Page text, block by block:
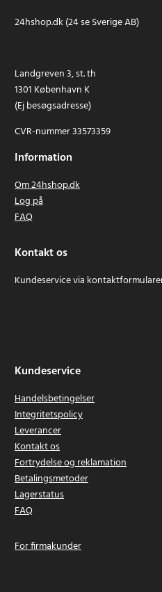
24hshop.dk (24 se Sverige AB)
Landgreven 3, st. th
1301 København K
(Ej besøgsadresse)
CVR-nummer 33573359
Information
Om 24hshop.dk
Log på
FAQ
Kontakt os
Kundeservice via
Kundeservice
Handelsbetingelser
Integritetspolicy
Leverancer
Kontakt os
Fortrydelse og reklamation
Betalingsmetoder
Lagerstatus
FAQ
For firmakunder